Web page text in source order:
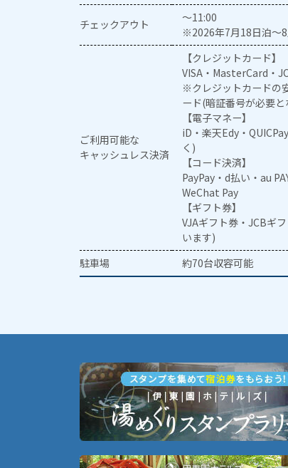
チェックアウト
～11:00
※2026年7月18日泊～
ご利用可能な
キャッシュレス決済
【クレジットカード】
VISA・MasterCard・
※クレジットカードの
ード(暗証番号が必要と
【電子マネー】
iD・楽天Edy・
く)
【コード決済】
PayPay・d払い・au
WeChat Pay
【ギフト券】
VJAギフト券・JCBギ
います)
駐車場
約70台収容可能